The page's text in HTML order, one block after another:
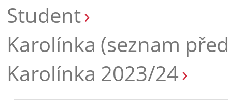
Student
Karolínka (seznam
Karolínka 2023/24